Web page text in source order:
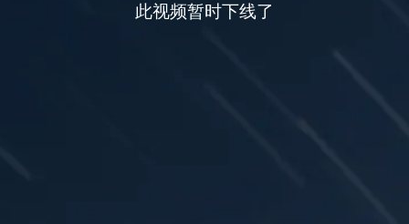
此视频暂时下线了